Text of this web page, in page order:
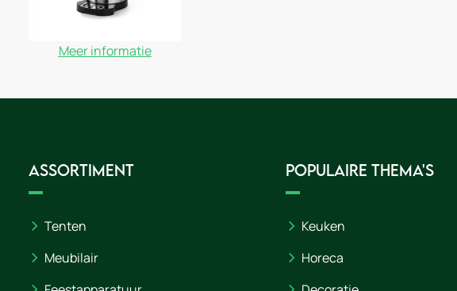
Meer informatie
Assortiment
Tenten
Meubilair
Populaire thema's
Keuken
Horeca